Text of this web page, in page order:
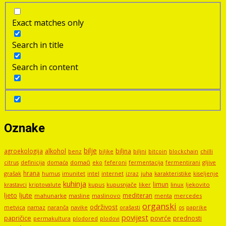
Exact matches only
Search in title
Search in content
Oznake
agroekologija alkohol benz bilje biljke biljna biljni bitcoin blockchain chilli
citrus definicija domaća domaći eko feferoni fermentacija fermentirani gljive
grašak hrana humus imunitet intel internet izraz juha karakteristike kiseljenje
krastavci kriptovalute kuhinja kupus kupusnjače liker limun linux ljekovito
ljeto ljute mahunarke masline maslinovo mediteran menta mercedes
metvica namaz naranča navike održivost orašasti organski os paprike
papričice permakultura plodored plodovi povijest povrće prednosti